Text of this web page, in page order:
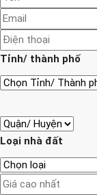
Tỉnh/ thành phố
Loại nhà đất